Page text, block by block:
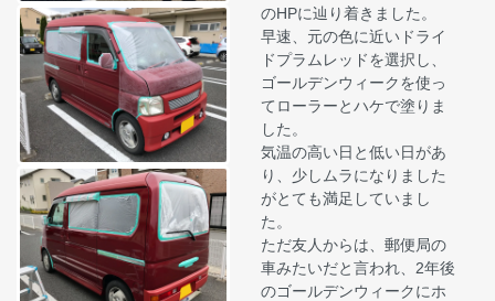
のHPに辿り着きました。
早速、元の色に近いドライ
ドプラムレッドを選択し、
ゴールデンウィークを使っ
てローラーとハケで塗りま
した。
気温の高い日と低い日があ
り、少しムラになりました
がとても満足していまし
た。
ただ友人からは、郵便局の
車みたいだと言われ、2年後
のゴールデンウィークにホ